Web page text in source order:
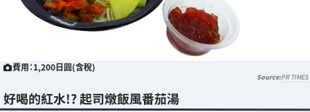
費用：1,200日圓(含稅)
PR TIMES
好喝的紅水!? 起司燉飯風番茄湯